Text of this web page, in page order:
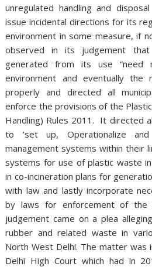
unregulated handling and
issue incidental directions for its
environment in some measure, if
observed in its judgement
generated from its use
environment and eventually the
properly and directed all
enforce the provisions of the
Handling) Rules 2011. It directed
to ‘set up, Operationalize
management systems within their
systems for use of plastic waste
in co-incineration plans for
with law and lastly incorporate
by laws for enforcement of the
judgement came on a plea
rubber and related waste in
North West Delhi. The matter was
Delhi High Court which had in